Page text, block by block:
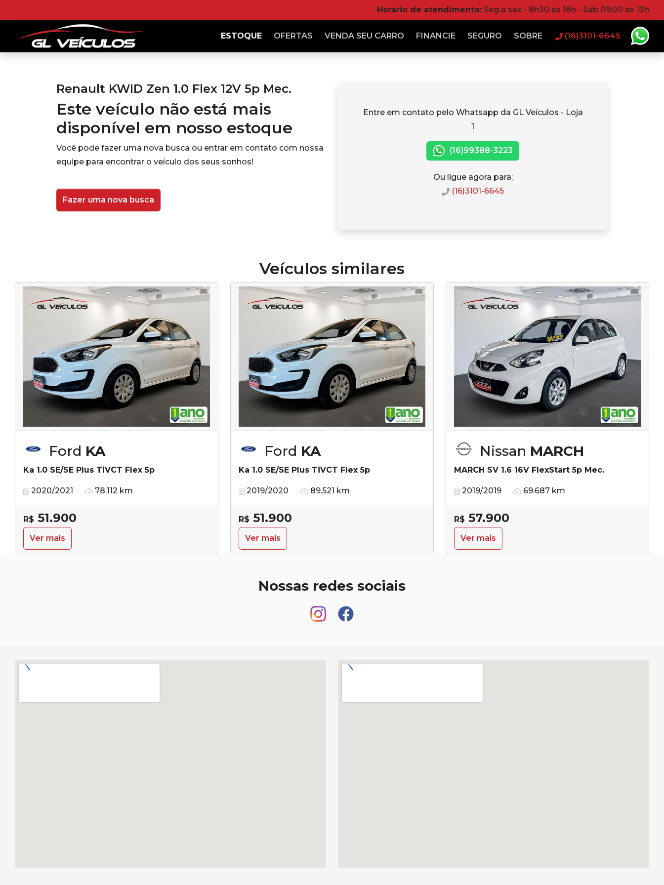
Horário de atendimento: Seg a sex - 8h30 às 18h - Sáb 09:00 às 13h
ESTOQUE OFERTAS VENDA SEU CARRO FINANCIE SEGURO SOBRE (16)3101-6645
Renault KWID Zen 1.0 Flex 12V 5p Mec.
Este veículo não está mais
disponível em nosso estoque
Você pode fazer uma nova busca ou entrar em contato com nossa
equipe para encontrar o veículo dos seus sonhos!
Fazer uma nova busca
Entre em contato pelo Whatsapp da GL Veículos - Loja
1
(16)99388-3223
Ou ligue agora para:
(16)3101-6645
Veículos similares
Ford KA
Ka 1.0 SE/SE Plus TiVCT Flex 5p
2020/2021 78.112 km
R$ 51.900
Ver mais
Ford KA
Ka 1.0 SE/SE Plus TiVCT Flex 5p
2019/2020 89.521 km
R$ 51.900
Ver mais
Nissan MARCH
MARCH SV 1.6 16V FlexStart 5p Mec.
2019/2019 69.687 km
R$ 57.900
Ver mais
Nossas redes sociais